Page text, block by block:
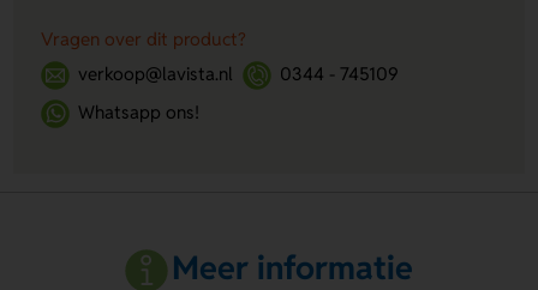
Vragen over dit product?
verkoop@lavista.nl
0344 - 745109
Whatsapp ons!
Meer informatie